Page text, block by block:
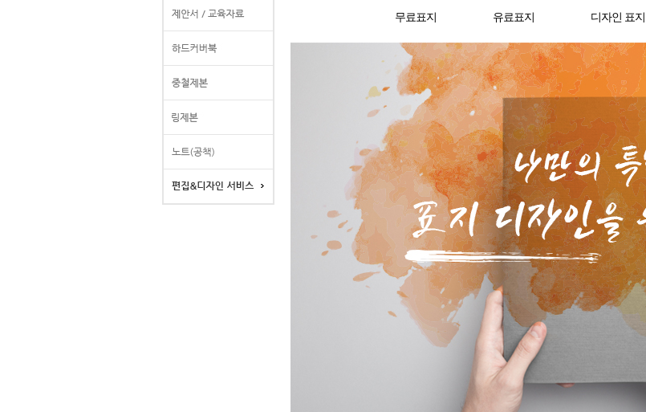
무료표지 유료표지 디자인 표